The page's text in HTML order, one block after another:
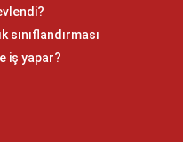
sınıflandırması
iş yapar?